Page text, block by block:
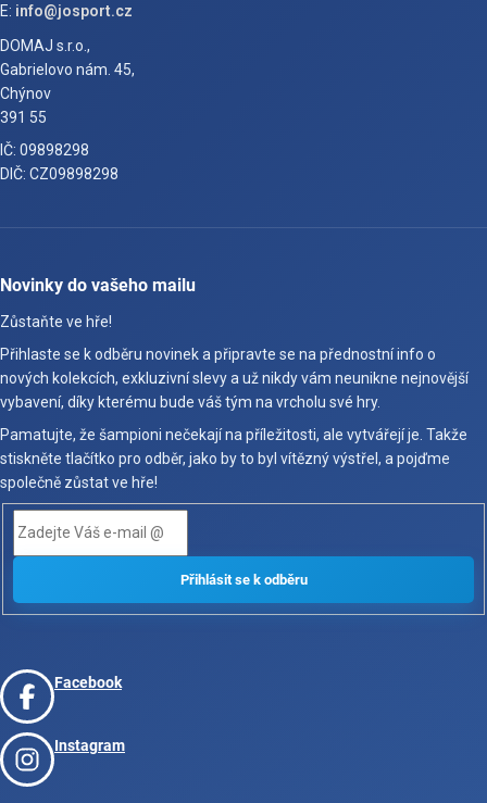
E: info@josport.cz
DOMAJ s.r.o.,
Gabrielovo nám. 45,
Chýnov
391 55
IČ: 09898298
DIČ: CZ09898298
Novinky do vašeho mailu
Zůstaňte ve hře!
Přihlaste se k odběru novinek a připravte se na přednostní info o
nových kolekcích, exkluzivní slevy a už nikdy vám neunikne nejnovější
vybavení, díky kterému bude váš tým na vrcholu své hry.
Pamatujte, že šampioni nečekají na příležitosti, ale vytvářejí je. Takže
stiskněte tlačítko pro odběr, jako by to byl vítězný výstřel, a pojďme
společně zůstat ve hře!
Facebook
Instagram